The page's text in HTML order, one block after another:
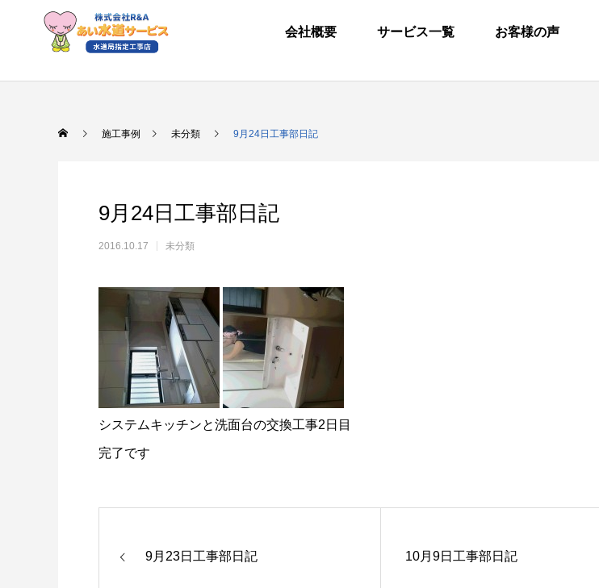
会社概要 サービス一覧 お客様の声
施工事例 未分類 9月24日工事部日記
9月24日工事部日記
2016.10.17 未分類
システムキッチンと洗面台の交換工事2日目
完了です
9月23日工事部日記 10月9日工事部日記